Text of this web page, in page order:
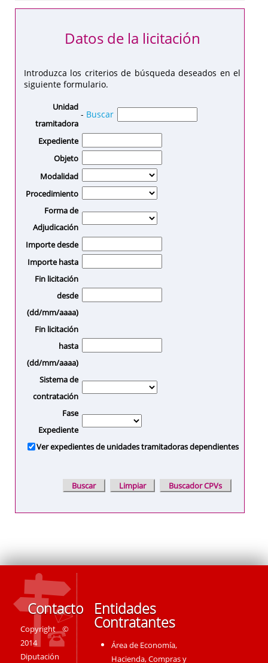
Introduzca los criterios de búsqueda deseados en el
siguiente formulario.
Datos de la licitación
Unidad
tramitadora
- Buscar
Expediente
Objeto
Modalidad
Procedimiento
Forma de
Adjudicación
Importe desde
Importe hasta
Fin licitación
desde
(dd/mm/aaaa)
Fin licitación
hasta
(dd/mm/aaaa)
Sistema de
contratación
Fase
Expediente
Ver expedientes de unidades tramitadoras dependientes
Contacto
Copyright ©
2014
Diputación
Entidades
Contratantes
Área de Economía,
Hacienda, Compras y